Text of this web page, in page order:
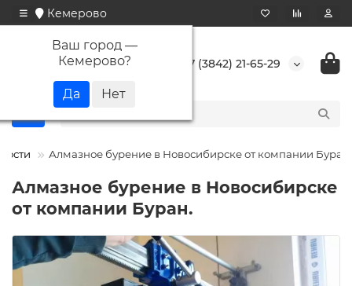
Кемерово
Ваш город —
Кемерово? +7 (3842) 21-65-29
Алмазное бурение в Новосибирске от компании Буран.
Алмазное бурение в Новосибирске
от компании Буран.